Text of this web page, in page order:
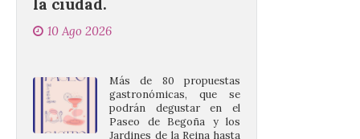
Más de 80 propuestas
Paseo de Begoña y los
Jardines de la Reina hasta
el 16 de agosto. El Paseo de Begoña y los
Jardines de la Reina de Gijón acogen ya la
[…]